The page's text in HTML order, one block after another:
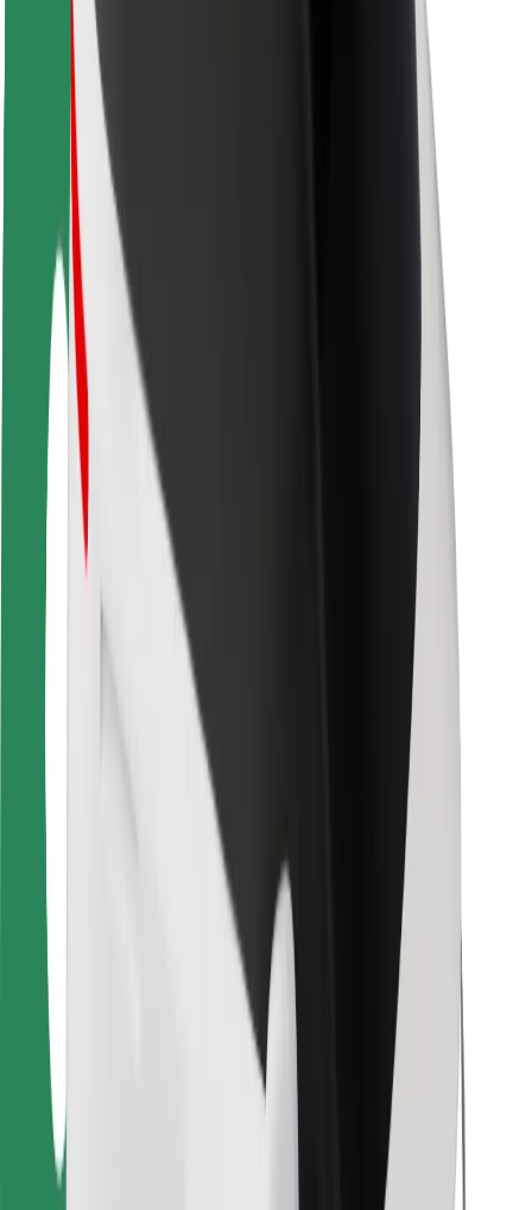
Безопасность
Безопасность водителей
Безопасность самокатов
Лаборатория безопасности
Города
Регионы
Решения для городской среды
Аэропорты
Зарядные док-станции Bolt
Поддержка
Для клиентов
Для водителей
Для курьеров
Для владельцев автопарков
Для ресторанов
Bolt for Business
Пользовательское соглашение
Подача за считаные минуты!
Скачать приложение Bolt
Скачать приложение Bolt Food